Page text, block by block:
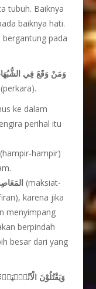
tubuh. Baiknya
baiknya hati.
pada
وَمَنْ وَقَعَ فِي
ke dalam
perihal itu
hampir)
(maksiat-
karena jika
menyimpang
berpindah
besar dari yang
وَيَقْتُلُوْنَ